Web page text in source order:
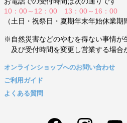
10：00～12：00 13：00～16：00
（土日・祝祭日・夏期年末年始休業期
※自然災害などのやむを得ない事情が
及び受付時間を変更し営業する場合
オンラインショップへのお問い合わせ
ご利用ガイド
よくある質問